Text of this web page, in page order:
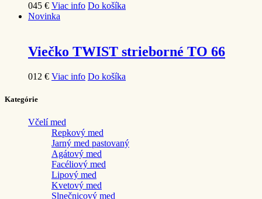
045 € Viac info Do košíka
Novinka
Viečko TWIST strieborné TO 66
012 € Viac info Do košíka
Kategórie
Včelí med
Repkový med
Jarný med pastovaný
Agátový med
Facéliový med
Lipový med
Kvetový med
Slnečnicový med